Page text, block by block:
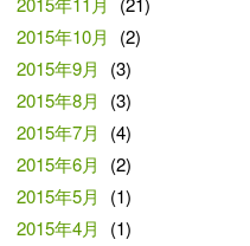
2015年10月
(2)
2015年9月
(3)
2015年8月
(3)
2015年7月
(4)
2015年6月
(2)
2015年5月
(1)
2015年4月
(1)